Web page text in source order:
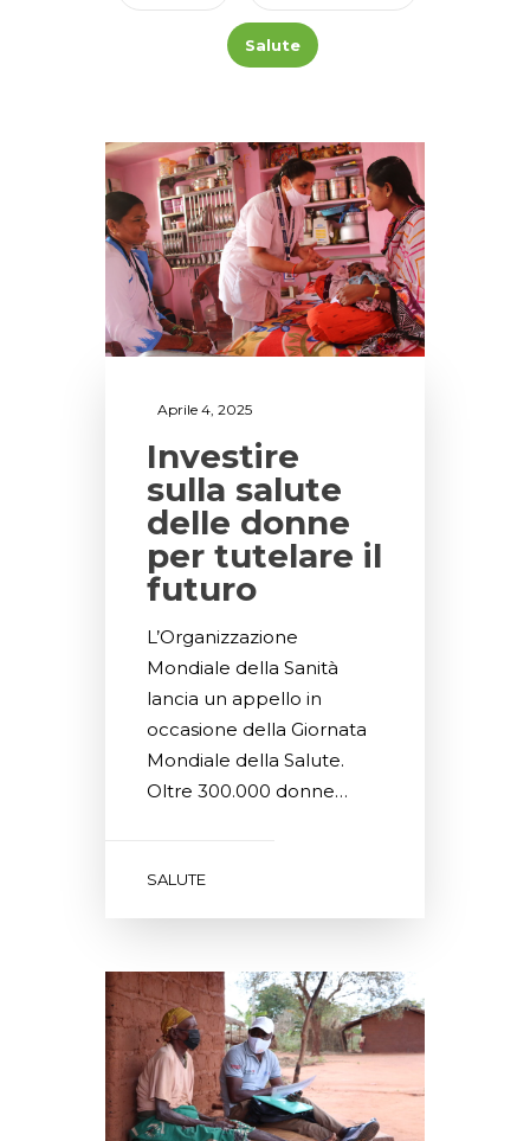
Salute
Aprile 4, 2025
Investire
sulla salute
delle donne
per tutelare il
futuro
L’Organizzazione
Mondiale della Sanità
lancia un appello in
occasione della Giornata
Mondiale della Salute.
Oltre 300.000 donne…
SALUTE